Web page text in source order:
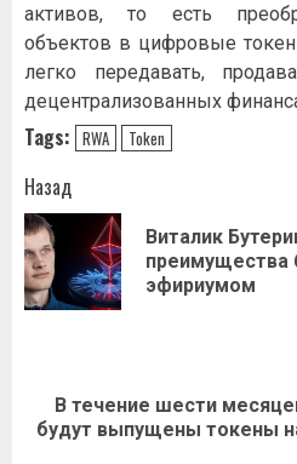
активов, то есть
объектов в цифровые
легко передавать,
децентрализованных
Tags: RWA Token
Навигация
записи
Назад
Виталик
преимущества
эфириумом
Следующая
запись:
В течение шести
будут выпущены токены